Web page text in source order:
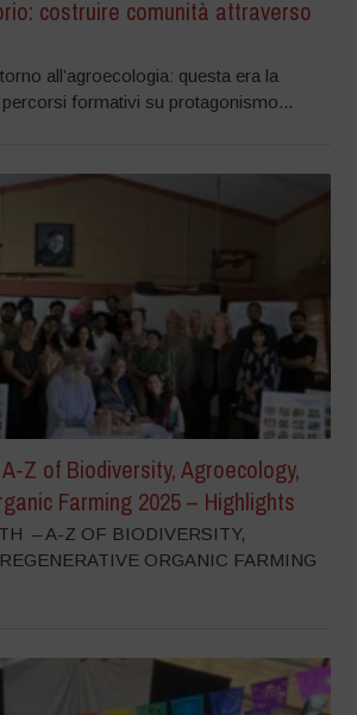
costruire comunità attraverso
all’agroecologia: questa era la
formativi su protagonismo...
Z of Biodiversity, Agroecology,
Farming 2025 – Highlights
– A-Z OF BIODIVERSITY,
ORGANIC FARMING